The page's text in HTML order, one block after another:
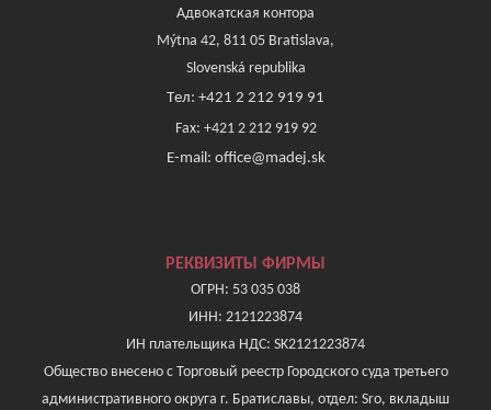
Адвокатская контора
Mýtna 42, 811 05 Bratislava,
Slovenská republika
Tел: +421 2 212 919 91
Fax: +421 2 212 919 92
E-mail: office@madej.sk
РЕКВИЗИТЫ ФИРМЫ
ОГРН: 53 035 038
ИНН: 2121223874
ИН плательщика НДС: SK2121223874
Общество внесено с Торговый реестр Городского суда третьего
административного округа г. Братиславы, отдел: Sro, вкладыш